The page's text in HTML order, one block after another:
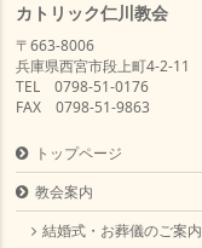
カトリック仁川教会
〒663-8006
兵庫県西宮市段上町4-2-11
TEL 0798-51-0176
FAX 0798-51-9863
トップページ
教会案内
結婚式・お葬儀のご案内